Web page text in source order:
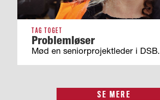
TAG TOGET
Problemløser
Mød en seniorprojektleder i DSB.
SE MERE